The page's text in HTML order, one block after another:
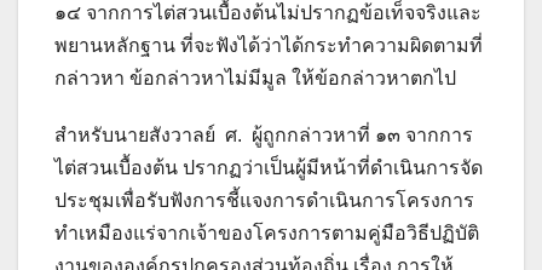
๑๔ จากการไต่สวนเบื้องต้นไม่ปรากฏข้อเท็จจริงและ
พยานหลักฐาน ที่จะฟังได้ว่าได้กระทำความผิดตามที่
กล่าวหา ข้อกล่าวหาไม่มีมูล ให้ข้อกล่าวหาตกไป
สำหรับนายสังวาลย์ ศ. ผู้ถูกกล่าวหาที่ ๑๓ จากการ
ไต่สวนเบื้องต้น ปรากฏว่าเป็นผู้มีหน้าที่ดำเนินการจัด
ประชุมเพื่อรับฟังการชี้แจงการดำเนินการโครงการ
ทำเหมืองแร่จากเจ้าของโครงการตามคู่มือวิธีปฏิบัติ
งานขององค์กรปกครองส่วนท้องถิ่น เรื่อง การให้